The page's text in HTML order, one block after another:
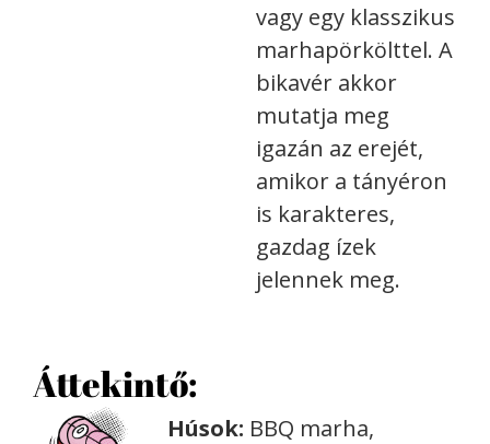
vagy egy klasszikus
marhapörkölttel. A
bikavér akkor
mutatja meg
igazán az erejét,
amikor a tányéron
is karakteres,
gazdag ízek
jelennek meg.
Áttekintő:
Húsok: BBQ marha,